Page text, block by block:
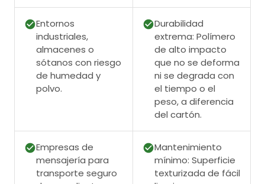
Entornos
industriales,
almacenes o
sótanos con riesgo
de humedad y
polvo.
Durabilidad
extrema: Polímero
de alto impacto
que no se deforma
ni se degrada con
el tiempo o el
peso, a diferencia
del cartón.
Empresas de
mensajería para
transporte seguro
Mantenimiento
mínimo: Superficie
texturizada de fácil